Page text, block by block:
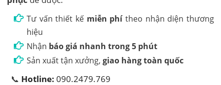
Tư vấn thiết kế miễn phítheo nhận diện thương
hiệu
Nhận báo giá nhanh trong 5 phút
Sản xuất tận xưởng,giao hàng toàn quốc
📞 Hotline: 090.2479.769